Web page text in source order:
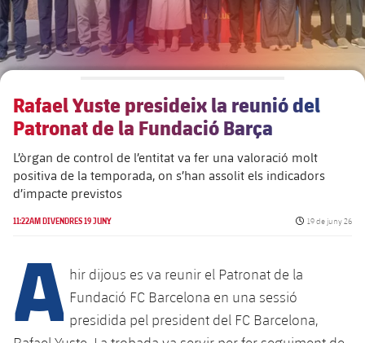
Rafael Yuste presideix la reunió del
Patronat de la Fundació Barça
L’òrgan de control de l’entitat va fer una valoració molt
positiva de la temporada, on s’han assolit els indicadors
d’impacte previstos
11:22AM DIVENDRES 19 JUNY Data de
19 de juny 26
A hir dijous es va reunir el Patronat de la
Fundació FC Barcelona en una sessió
presidida pel president del FC Barcelona,